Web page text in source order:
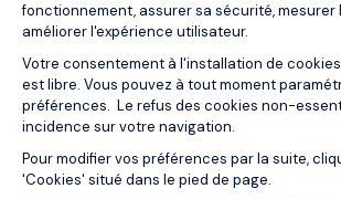
fonctionnement, assurer sa sécurité,
améliorer l'expérience utilisateur.
Votre consentement à l'installation de
est libre. Vous pouvez à tout moment
préférences. Le refus des cookies non-
incidence sur votre navigation.
Pour modifier vos préférences par la suite,
'Cookies' situé dans le pied de page.